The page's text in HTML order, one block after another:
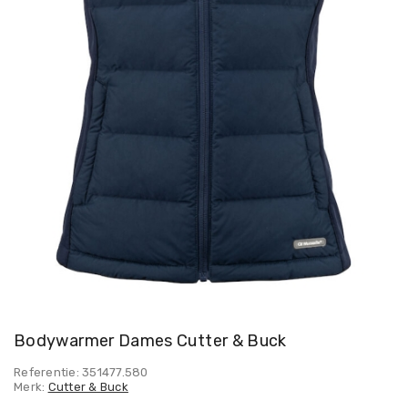
Bodywarmer Dames Cutter & Buck
Referentie: 351477.580
Merk: Cutter & Buck